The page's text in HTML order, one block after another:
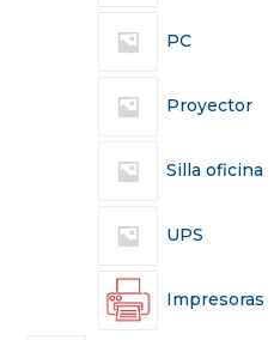
PC
Proyector
Silla oficina
UPS
Impresoras